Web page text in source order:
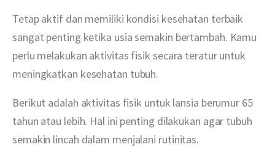
Layanan
Tetap aktif dan memiliki kondisi kesehatan terbaik
sangat penting ketika usia semakin bertambah. Kamu
perlu melakukan aktivitas fisik secara teratur untuk
meningkatkan kesehatan tubuh.
Berikut adalah aktivitas fisik untuk lansia berumur 65
tahun atau lebih. Hal ini penting dilakukan agar tubuh
semakin lincah dalam menjalani rutinitas.